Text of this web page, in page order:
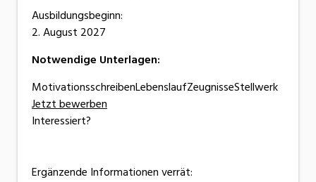
Ausbildungsbeginn:
2. August 2027
Notwendige Unterlagen:
MotivationsschreibenLebenslaufZeugnisseStellwerk
Jetzt bewerben
Interessiert?
Ergänzende Informationen verrät: